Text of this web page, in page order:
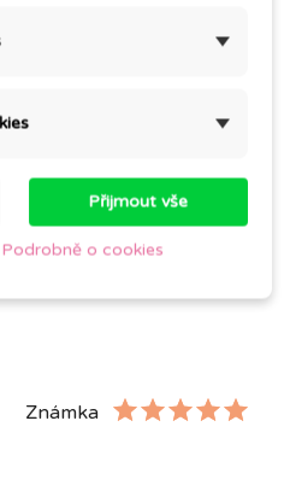
Známka
Přijmout vše
o cookies